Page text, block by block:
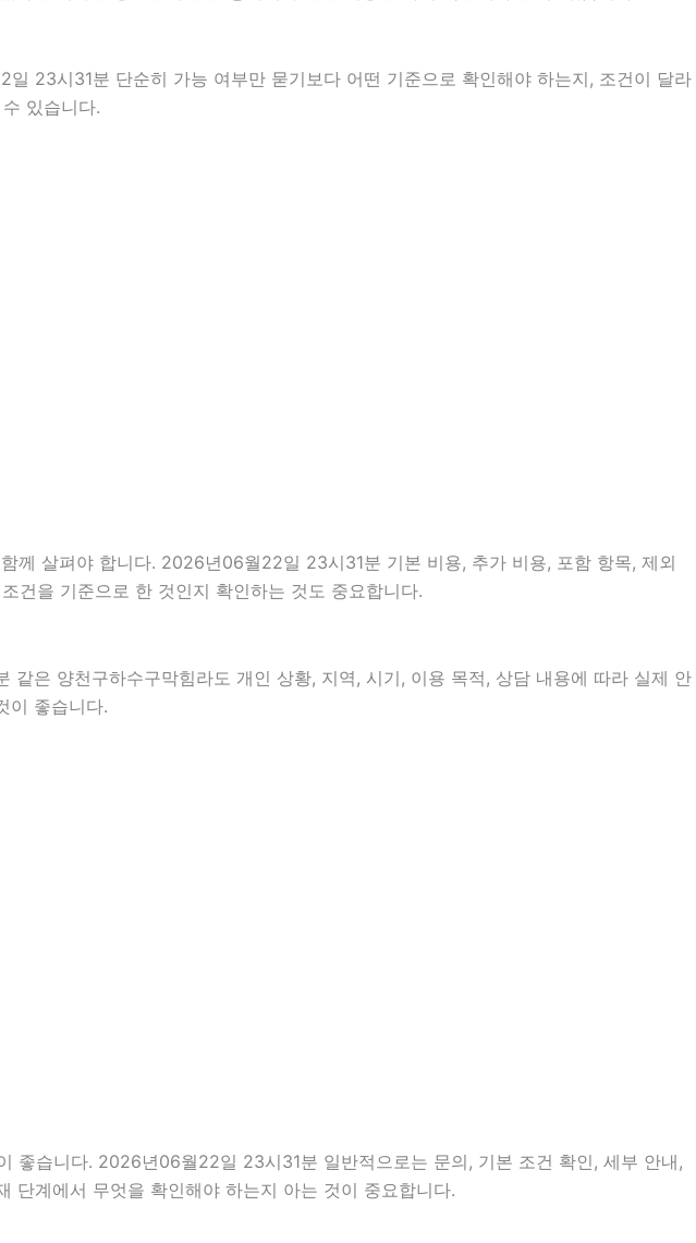
23시31분 단순히 가능 여부만 묻기보다 어떤 기준으로 확인해야 하는지, 조건이 달라
있습니다.
께 살펴야 합니다. 2026년06월22일 23시31분 기본 비용, 추가 비용, 포함 항목, 제외
건을 기준으로 한 것인지 확인하는 것도 중요합니다.
은 양천구하수구막힘라도 개인 상황, 지역, 시기, 이용 목적, 상담 내용에 따라 실제 안
이 좋습니다.
좋습니다. 2026년06월22일 23시31분 일반적으로는 문의, 기본 조건 확인, 세부 안내,
단계에서 무엇을 확인해야 하는지 아는 것이 중요합니다.